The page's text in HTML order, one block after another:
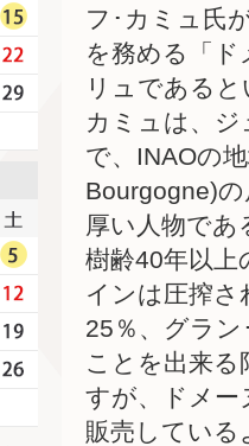
フ･カミュ氏
を務める「ド
リュである
カミュは、
で、INAOの
Bourgogne)
厚い人物で
樹齢40年以
インは圧搾さ
25％、グラ
ことを出来
すが、ドメー
販売している